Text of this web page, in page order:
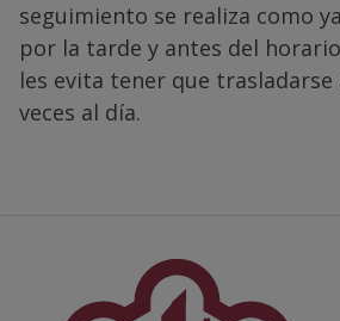
seguimiento se realiza como
por la tarde y antes del
les evita tener que trasladarse
veces al día.